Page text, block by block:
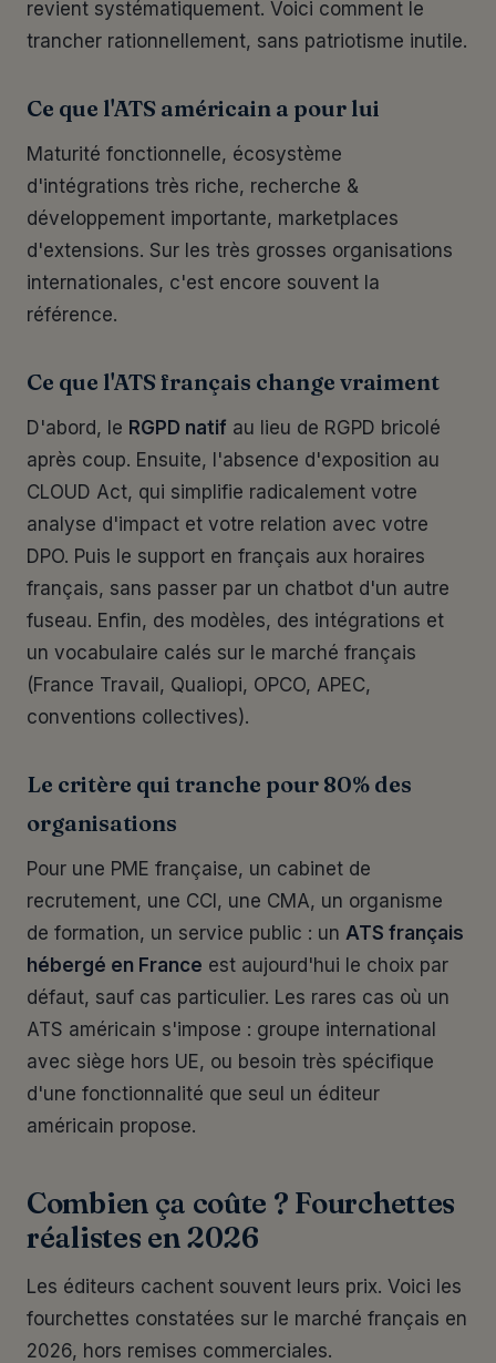
revient systématiquement. Voici comment le
trancher rationnellement, sans patriotisme inutile.
Ce que l'ATS américain a pour lui
Maturité fonctionnelle, écosystème
d'intégrations très riche, recherche &
développement importante, marketplaces
d'extensions. Sur les très grosses organisations
internationales, c'est encore souvent la
référence.
Ce que l'ATS français change vraiment
D'abord, le RGPD natif au lieu de RGPD bricolé
après coup. Ensuite, l'absence d'exposition au
CLOUD Act, qui simplifie radicalement votre
analyse d'impact et votre relation avec votre
DPO. Puis le support en français aux horaires
français, sans passer par un chatbot d'un autre
fuseau. Enfin, des modèles, des intégrations et
un vocabulaire calés sur le marché français
(France Travail, Qualiopi, OPCO, APEC,
conventions collectives).
Le critère qui tranche pour 80% des
organisations
Pour une PME française, un cabinet de
recrutement, une CCI, une CMA, un organisme
de formation, un service public : un ATS français
hébergé en France est aujourd'hui le choix par
défaut, sauf cas particulier. Les rares cas où un
ATS américain s'impose : groupe international
avec siège hors UE, ou besoin très spécifique
d'une fonctionnalité que seul un éditeur
américain propose.
Combien ça coûte ? Fourchettes
réalistes en 2026
Les éditeurs cachent souvent leurs prix. Voici les
fourchettes constatées sur le marché français en
2026, hors remises commerciales.